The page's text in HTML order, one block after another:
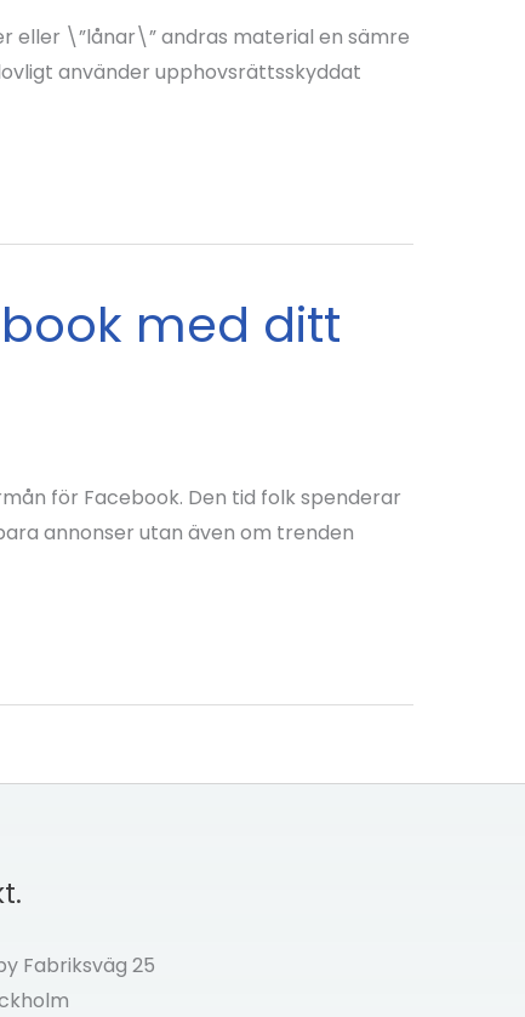
eller \”lånar\” andras material en sämre
använder upphovsrättsskyddat
med ditt
för Facebook. Den tid folk spenderar
annonser utan även om trenden
Fabriksväg 25